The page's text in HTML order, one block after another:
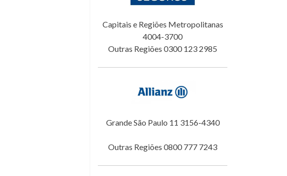
Capitais e Regiões Metropolitanas
4004-3700
Outras Regiões 0300 123 2985
Grande São Paulo 11 3156-4340
Outras Regiões 0800 777 7243